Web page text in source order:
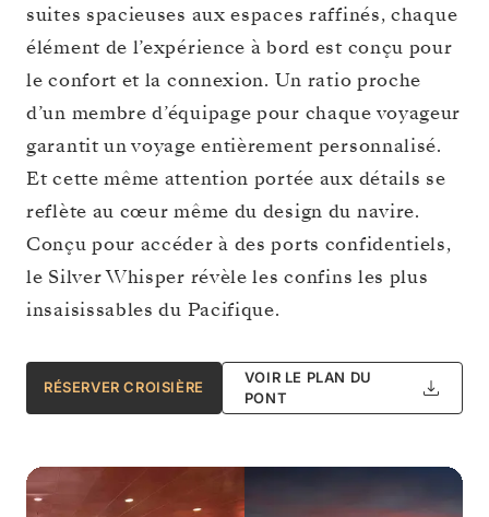
suites spacieuses aux espaces raffinés, chaque
élément de l’expérience à bord est conçu pour
le confort et la connexion. Un ratio proche
d’un membre d’équipage pour chaque voyageur
garantit un voyage entièrement personnalisé.
Et cette même attention portée aux détails se
reflète au cœur même du design du navire.
Conçu pour accéder à des ports confidentiels,
le Silver Whisper révèle les confins les plus
insaisissables du Pacifique.
RÉSERVER CROISIÈRE
VOIR LE PLAN DU
PONT